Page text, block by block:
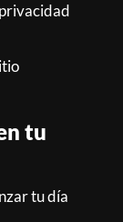
tu
tu día